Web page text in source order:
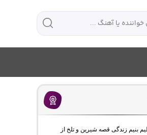
بنیم زندگی قصه شیرین و تلخ از